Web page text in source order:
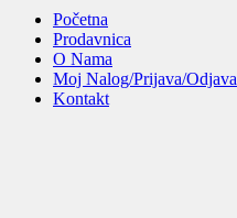
Početna
Prodavnica
O Nama
Moj Nalog/Prijava/Odjava
Kontakt